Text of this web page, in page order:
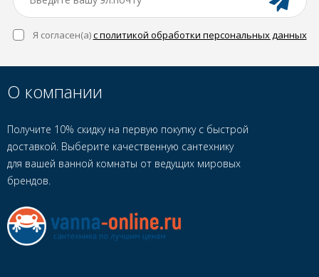
Я согласен(a)с политикой обработки персональных данных
О компании
Получите 10% скидку на первую покупку с быстрой
доставкой. Выберите качественную сантехнику
для вашей ванной комнаты от ведущих мировых
брендов.